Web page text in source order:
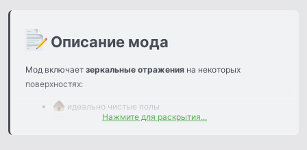
Описание мода​
Мод включает зеркальные отражения на некоторых
поверхностях:
идеально чистые полы
Нажмите для раскрытия...